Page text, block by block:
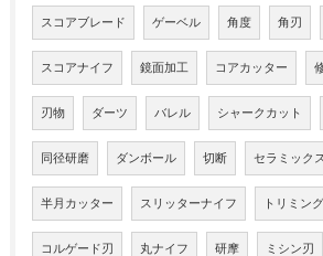
スコアブレード ゲーベル 角度 角刃
スコアナイフ 鏡面加工 コアカッター
刃物 ダーツ バレル シャークカット
同径研磨 ダンボール 切断 セラミック
半月カッター スリッターナイフ トリミン
コルゲード刃 丸ナイフ 研摩 ミシン刃